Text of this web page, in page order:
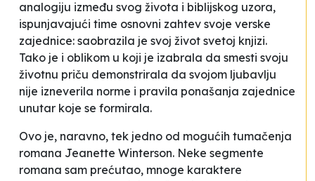
analogiju između svog života i biblijskog uzora,
ispunjavajući time osnovni zahtev svoje verske
zajednice: saobrazila je svoj život svetoj knjizi.
Tako je i oblikom u koji je izabrala da smesti svoju
životnu priču demonstrirala da svojom ljubavlju
nije izneverila norme i pravila ponašanja zajednice
unutar koje se formirala.
Ovo je, naravno, tek jedno od mogućih tumačenja
romana Jeanette Winterson. Neke segmente
romana sam prećutao, mnoge karaktere